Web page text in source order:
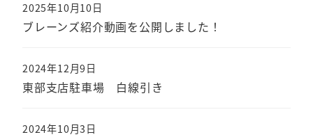
ブレーンズ紹介動画を公開しました！
2025年10月10日
東部支店駐車場 白線引き
2024年12月9日
2024年10月3日